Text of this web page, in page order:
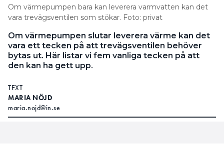
Om värmepumpen bara kan leverera varmvatten kan det
vara trevägsventilen som stökar. Foto: privat
Om värmepumpen slutar leverera värme kan det
vara ett tecken på att trevägsventilen behöver
bytas ut. Här listar vi fem vanliga tecken på att
den kan ha gett upp.
TEXT
MARIA NÖJD
maria.nojd@in.se